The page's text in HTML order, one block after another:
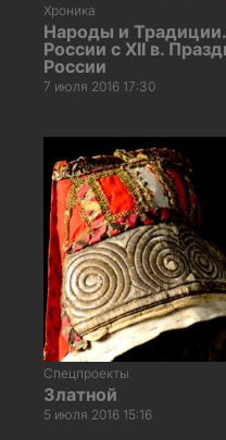
Хроника
Народы и
России с XII в.
России
7 июля 2016 17:30
Спецпроекты
Златной
5 июля 2016 15:16